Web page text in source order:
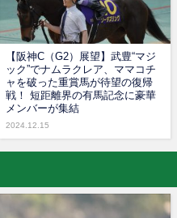
【阪神C（G2）展望】武豊“マジ
ック”でナムラクレア、ママコチ
ャを破った重賞馬が待望の復帰
戦！ 短距離界の有馬記念に豪華
メンバーが集結
2024.12.15